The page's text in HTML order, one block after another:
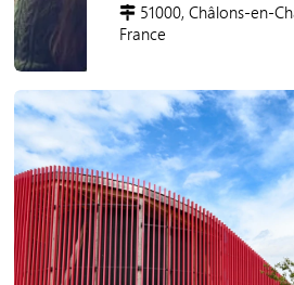
51000, Châlons-en-
France